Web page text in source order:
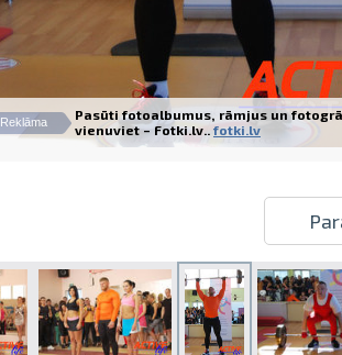
Izdrukas 1h laikā Rīgā – pasūtiet
Dažādi formāti un papīra veidi
jūsu foto
Piegāde visā Latvijā vai
saņemšana klātienē
Reklāma
Pasūti fotoalbumus, rāmjus un
vienuviet – Fotki.lv.. fotki.lv